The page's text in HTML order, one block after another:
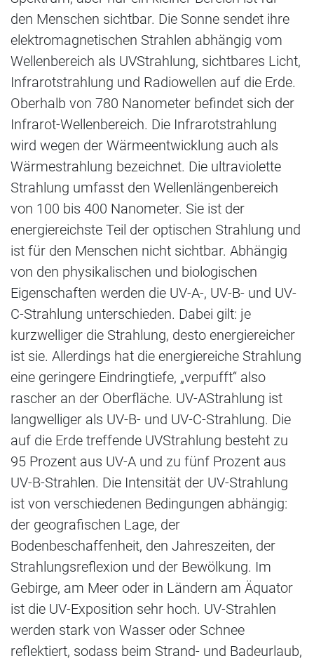
den Menschen sichtbar. Die Sonne sendet ihre
elektromagnetischen Strahlen abhängig vom
Wellenbereich als UVStrahlung, sichtbares Licht,
Infrarotstrahlung und Radiowellen auf die Erde.
Oberhalb von 780 Nanometer befindet sich der
Infrarot-Wellenbereich. Die Infrarotstrahlung
wird wegen der Wärmeentwicklung auch als
Wärmestrahlung bezeichnet. Die ultraviolette
Strahlung umfasst den Wellenlängenbereich
von 100 bis 400 Nanometer. Sie ist der
energiereichste Teil der optischen Strahlung und
ist für den Menschen nicht sichtbar. Abhängig
von den physikalischen und biologischen
Eigenschaften werden die UV-A-, UV-B- und UV-
C-Strahlung unterschieden. Dabei gilt: je
kurzwelliger die Strahlung, desto energiereicher
ist sie. Allerdings hat die energiereiche Strahlung
eine geringere Eindringtiefe, „verpufft“ also
rascher an der Oberfläche. UV-AStrahlung ist
langwelliger als UV-B- und UV-C-Strahlung. Die
auf die Erde treffende UVStrahlung besteht zu
95 Prozent aus UV-A und zu fünf Prozent aus
UV-B-Strahlen. Die Intensität der UV-Strahlung
ist von verschiedenen Bedingungen abhängig:
der geografischen Lage, der
Bodenbeschaffenheit, den Jahreszeiten, der
Strahlungsreflexion und der Bewölkung. Im
Gebirge, am Meer oder in Ländern am Äquator
ist die UV-Exposition sehr hoch. UV-Strahlen
werden stark von Wasser oder Schnee
reflektiert, sodass beim Strand- und Badeurlaub,